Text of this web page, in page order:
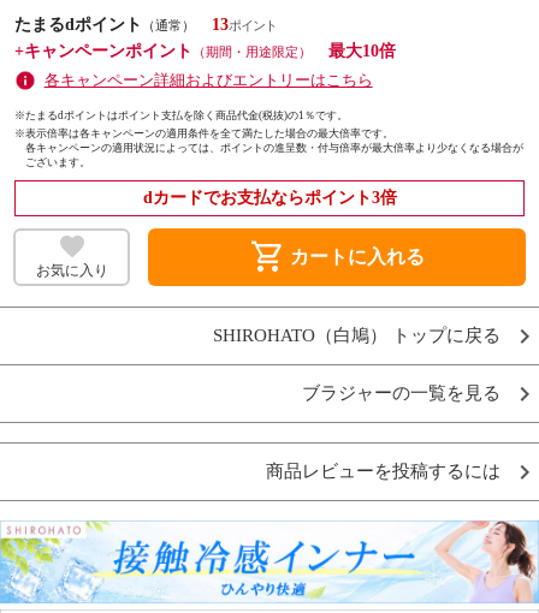
たまるdポイント
（通常）
13
+キャンペーンポイント
（期間・用途限定）
最大10倍
各キャンペーン詳細およびエントリーはこちら
※たまるdポイントはポイント支払を除く商品代金(税抜)の1％です。
※表示倍率は各キャンペーンの適用条件を全て満たした場合の最大倍率です。
各キャンペーンの適用状況によっては、ポイントの進呈数・付与倍率が最大倍率より少なくなる場合が
ございます。
dカードでお支払ならポイント3倍
お気に入り shopping_cart カートに入れる
SHIROHATO（白鳩） トップに戻る
ブラジャーの一覧を見る
商品レビューを投稿するには